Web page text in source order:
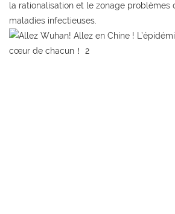
la rationalisation et le zonage problèmes
maladies infectieuses.